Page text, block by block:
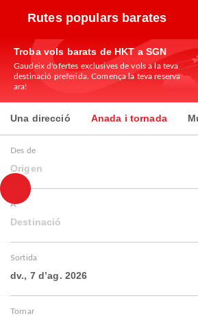
Rutes populars barates
Troba vols barats de HKT a SGN
Gaudeix d'ofertes exclusives de vols a la teva
destinació preferida. Comença la teva reserva
ara!
Una direcció Anada i tornada
Des de
Origen
A
Destinació
Sortida
dv., 7 d’ag. 2026
Tornar